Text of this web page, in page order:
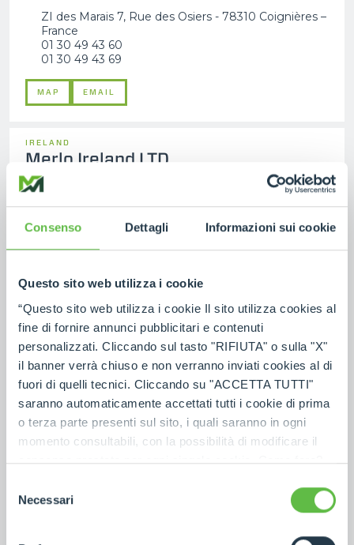
Consenso Dettagli Informazioni sui cookie
Questo sito web utilizza i cookie
“Questo sito web utilizza i cookie Il sito utilizza cookies al
fine di fornire annunci pubblicitari e contenuti
personalizzati. Cliccando sul tasto "RIFIUTA" o sulla "X"
il banner verrà chiuso e non verranno inviati cookies al di
fuori di quelli tecnici. Cliccando su "ACCETTA TUTTI"
saranno automaticamente accettati tutti i cookie di prima
o terza parte presenti sul sito, i quali saranno in ogni
momento consultabili, con la possibilità di modificare il
consenso prestato per ogni singolo cookie. Come fare?
ogni pagina, selezionare "Modifichi il suo consenso" e
dell'informativa completa nel footer presente in ogni
delNecessari
ZI des Marais 7, Rue des Osiers - 78310 Coignières –
France
01 30 49 43 60
01 30 49 43 69
MAP EMAIL
IRELAND
Merlo Ireland LTD
Pavillion House, 31 Fitzwilliam Square, Dublin 2- DO2
F403- Ireland
+353 (0) 45 815 899
Merlo UK LTD
Headlands Business Park, Salisbury Rd, Blashford -
BH24 3PB Ringwood - United Kingdom
01425 480806
01425 477478
MAP EMAIL
GERMANY
Ahrensstr. 2D - 28197 Bremen - Germany